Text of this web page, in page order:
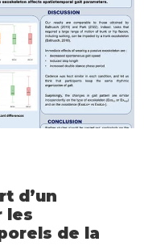
d’un
les
de la